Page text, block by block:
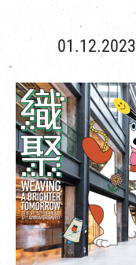
活動場地
所有活動
世界之約
導賞團
體驗走進南豐紗廠
CHAT六廠
南豐作坊
其他體驗
到訪我們
開放時間及位置
穿梭巴士服務
停車場
NF TOUCH
EN|簡
01.12.2023